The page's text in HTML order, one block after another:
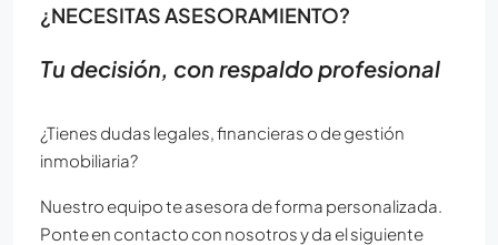
¿NECESITAS ASESORAMIENTO?
Tu decisión, con respaldo profesional
¿Tienes dudas legales, financieras o de gestión
inmobiliaria?
Nuestro equipo te asesora de forma personalizada.
Ponte en contacto con nosotros y da el siguiente